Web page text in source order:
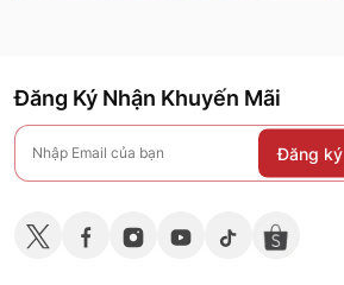
Đăng Ký Nhận Khuyến Mãi
Đăng ký